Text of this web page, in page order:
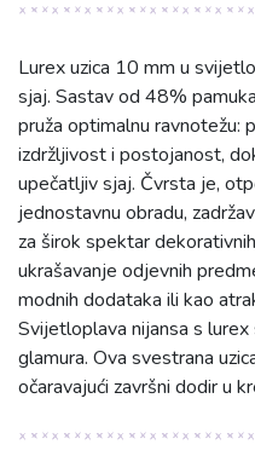
Lurex uzica 10 mm u
sjaj. Sastav od 48%
pruža optimalnu ravnotežu:
izdržljivost i postojanost,
upečatljiv sjaj. Čvrsta je,
jednostavnu obradu,
za širok spektar
ukrašavanje odjevnih
modnih dodataka ili kao
Svijetloplava nijansa s
glamura. Ova svestrana
očaravajući završni dodir u